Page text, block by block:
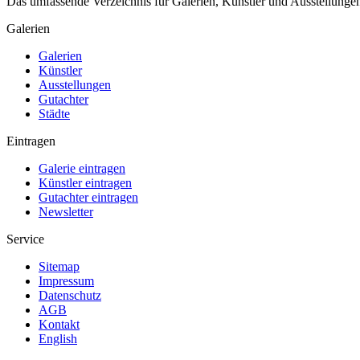
Galerien
Galerien
Künstler
Ausstellungen
Gutachter
Städte
Eintragen
Galerie eintragen
Künstler eintragen
Gutachter eintragen
Newsletter
Service
Sitemap
Impressum
Datenschutz
AGB
Kontakt
English